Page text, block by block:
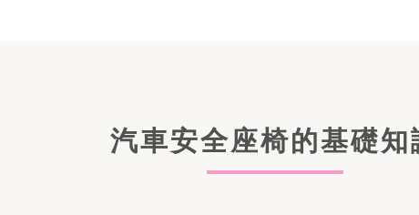
汽車安全座椅的基礎知